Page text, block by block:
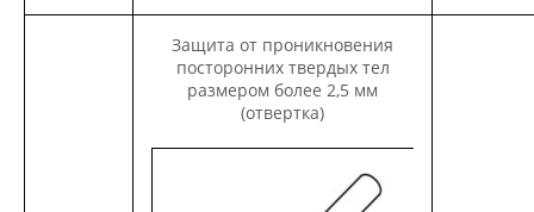
Защита от проникновения
посторонних твердых тел
размером более 2,5 мм
(отвертка)